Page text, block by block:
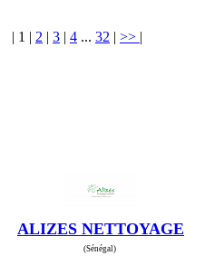
1 2 3 4 ... 32 >>
ALIZES NETTOYAGE
(Sénégal)